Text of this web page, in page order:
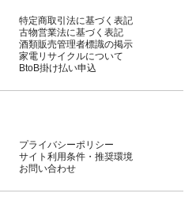
特定商取引法に基づく表記
古物営業法に基づく表記
酒類販売管理者標識の掲示
家電リサイクルについて
BtoB掛け払い申込
プライバシーポリシー
サイト利用条件・推奨環境
お問い合わせ